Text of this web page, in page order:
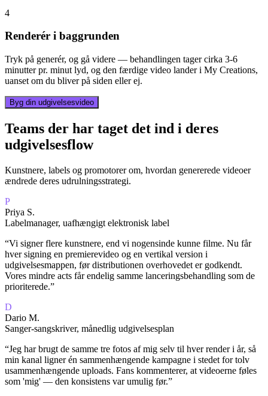
4
Renderér i baggrunden
Tryk på generér, og gå videre — behandlingen tager cirka 3-6
minutter pr. minut lyd, og den færdige video lander i My Creations,
uanset om du bliver på siden eller ej.
Byg din udgivelsesvideo
Teams der har taget det ind i deres
udgivelsesflow
Kunstnere, labels og promotorer om, hvordan genererede videoer
ændrede deres udrulningsstrategi.
P
Priya S.
Labelmanager, uafhængigt elektronisk label
“Vi signer flere kunstnere, end vi nogensinde kunne filme. Nu får
hver signing en premierevideo og en vertikal version i
udgivelsesmappen, før distributionen overhovedet er godkendt.
Vores mindre acts får endelig samme lanceringsbehandling som de
prioriterede.”
D
Dario M.
Sanger-sangskriver, månedlig udgivelsesplan
“Jeg har brugt de samme tre fotos af mig selv til hver render i år, så
min kanal ligner én sammenhængende kampagne i stedet for tolv
usammenhængende uploads. Fans kommenterer, at videoerne føles
som 'mig' — den konsistens var umulig før.”